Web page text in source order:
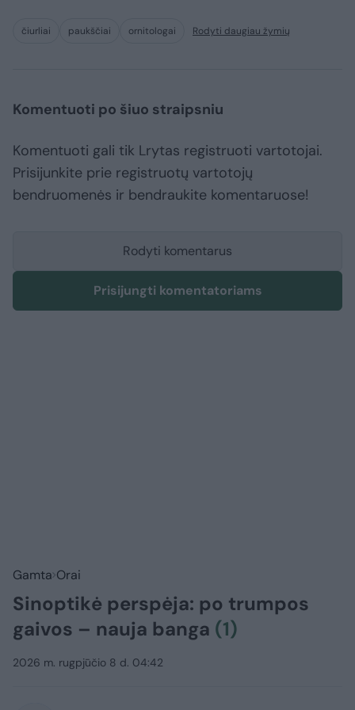
čiurliai paukščiai ornitologai Rodyti daugiau žymių
Komentuoti po šiuo straipsniu
Komentuoti gali tik Lrytas registruoti vartotojai.
Prisijunkite prie registruotų vartotojų
bendruomenės ir bendraukite komentaruose!
Rodyti komentarus
Prisijungti komentatoriams
Gamta Orai
Sinoptikė perspėja: po trumpos
gaivos – nauja banga (1)
2026 m. rugpjūčio 8 d. 04:42